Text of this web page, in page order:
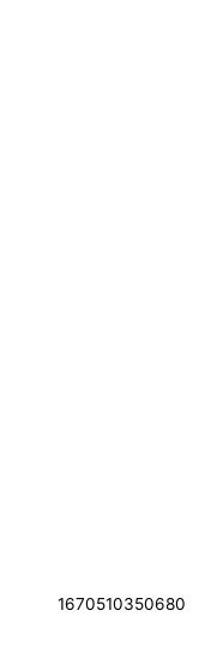
1670510350680